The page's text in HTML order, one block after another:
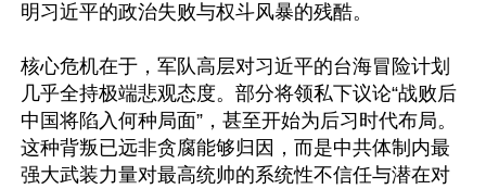
明习近平的政治失败与权斗风暴的残酷。
核心危机在于，军队高层对习近平的台海冒险计划
几乎全持极端悲观态度。部分将领私下议论“战败后
中国将陷入何种局面”，甚至开始为后习时代布局。
这种背叛已远非贪腐能够归因，而是中共体制内最
强大武装力量对最高统帅的系统性不信任与潜在对